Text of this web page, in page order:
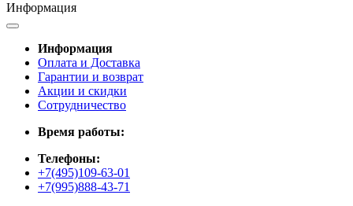
Информация
Информация
Оплата и Доставка
Гарантии и возврат
Акции и скидки
Cотрудничество
Время работы:
Телефоны:
+7(495)109-63-01
+7(995)888-43-71